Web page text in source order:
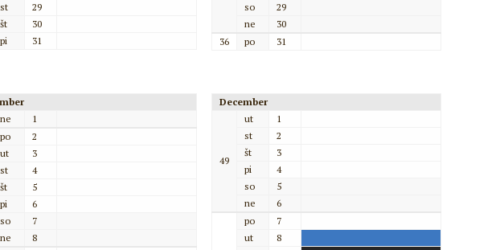
st
29
št
30
pi
31
so
29
ne
30
36
po 31
ne 1
po
2
ut
3
st
4
št
5
pi
6
so
7
ne
8
December
49
ut
1
st
2
št
3
pi
4
so
5
ne
6
po
7
ut
8